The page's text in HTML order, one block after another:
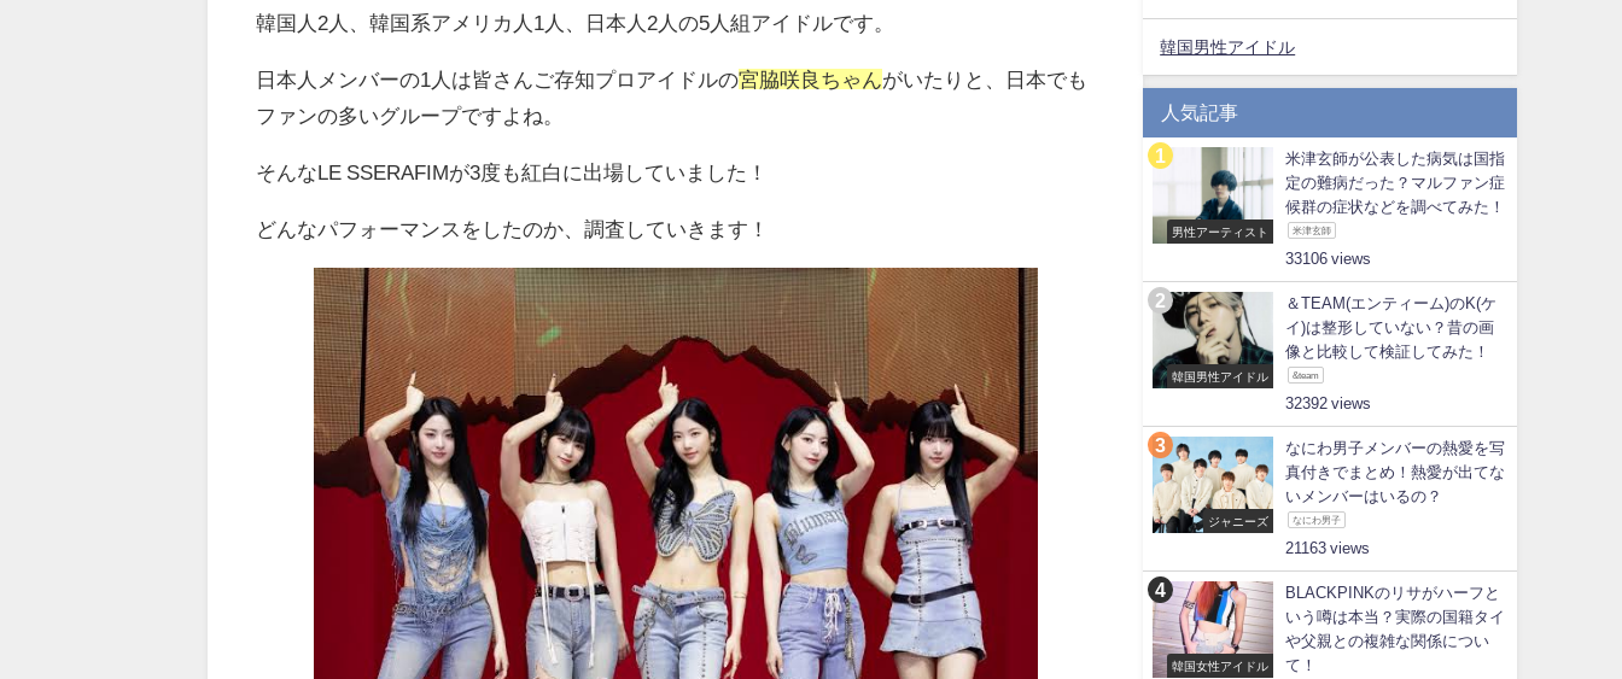
韓国人2人、韓国系アメリカ人1人、日本人2人の5人組アイドルです。
日本人メンバーの1人は皆さんご存知プロアイドルの宮脇咲良ちゃん がいたりと、日本でも
ファンの多いグループですよね。
そんなLE SSERAFIMが3度も紅白に出場していました！
どんなパフォーマンスをしたのか、調査していきます！
韓国男性アイドル
人気記事
男性アーティスト
米津玄師が公表した病気は国指
定の難病だった？マルファン症
候群の症状などを調べてみた！
米津玄師
33106
韓国男性アイドル
＆TEAM(エンティーム)のK(ケ
イ)は整形していない？昔の画
像と比較して検証してみた！
&team
32392
ジャニーズ
なにわ男子メンバーの熱愛を写
真付きでまとめ！熱愛が出てな
いメンバーはいるの？
なにわ男子
21163
韓国女性アイドル
BLACKPINKのリサがハーフと
いう噂は本当？実際の国籍タイ
や父親との複雑な関係につい
て！